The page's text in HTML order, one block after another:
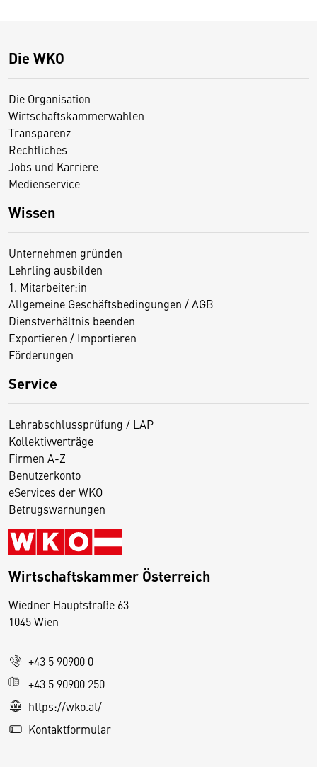
Die WKO
Die Organisation
Wirtschaftskammerwahlen
Transparenz
Rechtliches
Jobs und Karriere
Medienservice
Wissen
Unternehmen gründen
Lehrling ausbilden
1. Mitarbeiter:in
Allgemeine Geschäftsbedingungen / AGB
Dienstverhältnis beenden
Exportieren / Importieren
Förderungen
Service
Lehrabschlussprüfung / LAP
Kollektivverträge
Firmen A-Z
Benutzerkonto
eServices der WKO
Betrugswarnungen
Wirtschaftskammer Österreich
Wiedner Hauptstraße 63
1045 Wien
+43 5 90900 0
+43 5 90900 250
https://wko.at/
Kontaktformular
D
s
e
S
e